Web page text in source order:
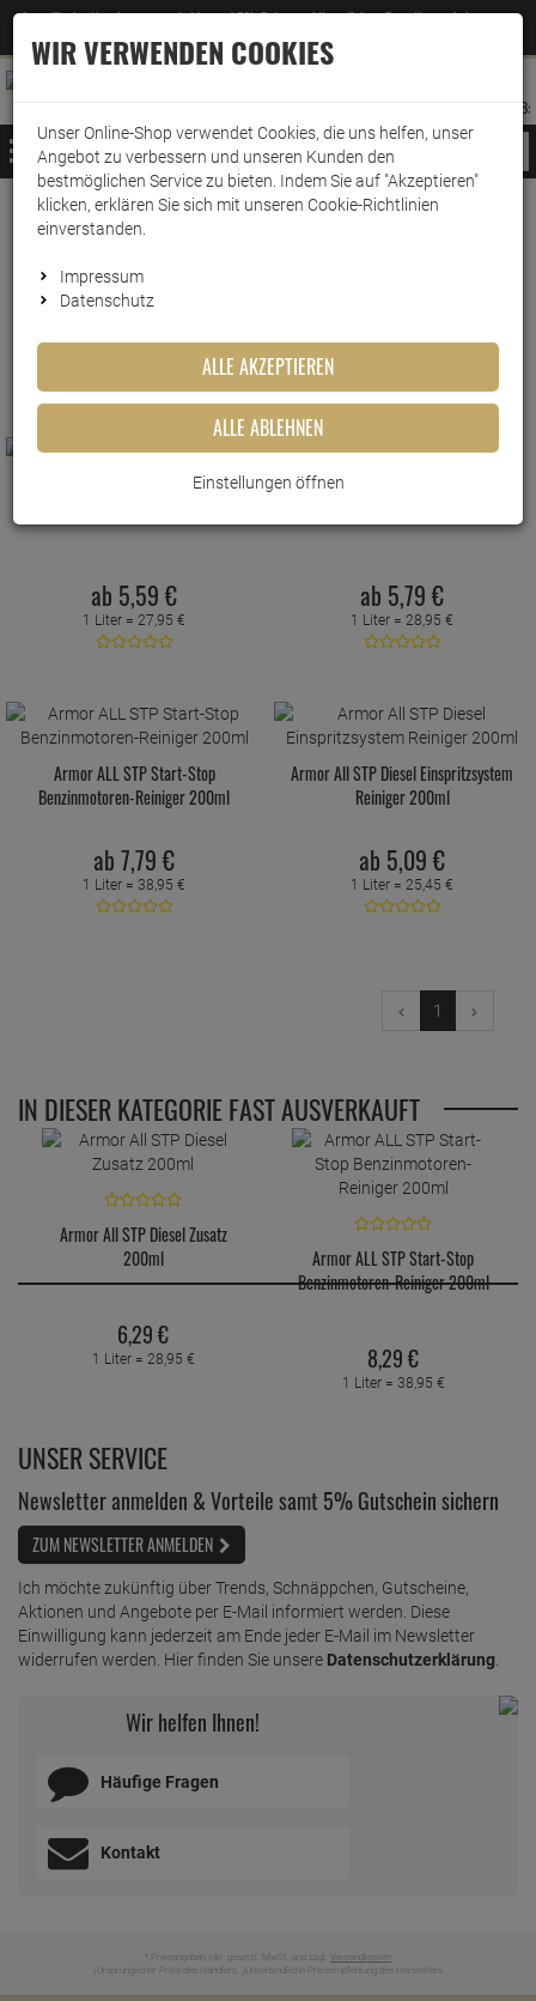
Jetzt für den Newsletter entscheiden und 5% Rabatt auf Ihre nächste Bestellung erhalten
–Zum Newsletter
ANMELDEN
AUFKLAPPEN
MERKZETTEL
WARENKORB:
MENÜ
www.wark24.de KFZ Additive
ab 5,59 €
1 Liter = 27,95 €
ab 5,79 €
1 Liter = 28,95 €
Armor ALL STP Start-Stop
Benzinmotoren-Reiniger 200ml
ab 7,79 €
1 Liter = 38,95 €
Armor All STP Diesel Einspritzsystem
Reiniger 200ml
ab 5,09 €
1 Liter = 25,45 €
1
IN DIESER KATEGORIE FAST AUSVERKAUFT
Armor All STP Diesel Zusatz
200ml
6,29€
1 Liter = 28,95 €
Armor ALL STP Start-Stop
Benzinmotoren-Reiniger 200ml
8,29€
1 Liter = 38,95 €
UNSER SERVICE
Newsletter anmelden & Vorteile samt 5% Gutschein sichern
ZUM NEWSLETTER ANMELDEN
Ich möchte zukünftig über Trends, Schnäppchen, Gutscheine,
Aktionen und Angebote per E-Mail informiert werden. Diese
Einwilligung kann jederzeit am Ende jeder E-Mail im Newsletter
widerrufen werden. Hier finden Sie unsere Datenschutzerklärung
Wir helfen Ihnen!
Häufige Fragen
Kontakt
* Preisangaben inkl. gesetzl. MwSt. und zzgl. Versandkosten
Ursprünglicher Preis des Händlers, Unverbindliche Preisempfehlung des Herstellers
WIR VERWENDEN COOKIES
Unser Online-Shop verwendet Cookies, die uns helfen, unser
Angebot zu verbessern und unseren Kunden den
bestmöglichen Service zu bieten. Indem Sie auf "Akzeptieren"
klicken, erklären Sie sich mit unseren Cookie-Richtlinien
einverstanden.
Impressum
Datenschutz
ALLE AKZEPTIEREN
ALLE ABLEHNEN
Einstellungen öffnen